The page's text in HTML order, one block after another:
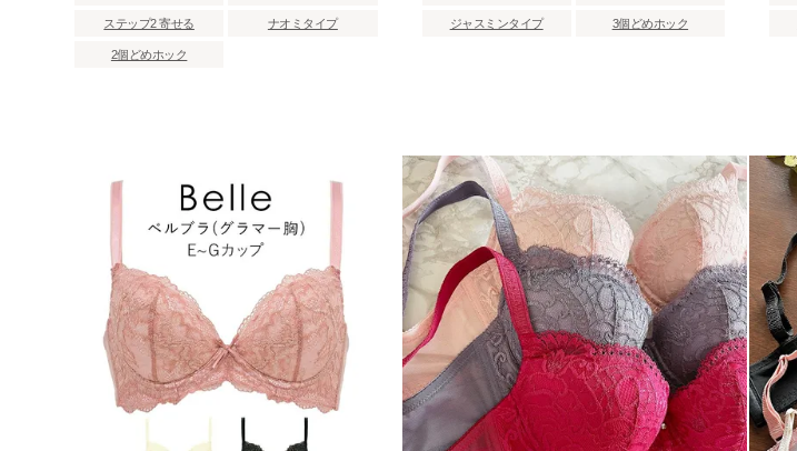
ステップ2 寄せる ナオミタイプ
2個どめホック
ジャスミンタイプ 3個どめホック